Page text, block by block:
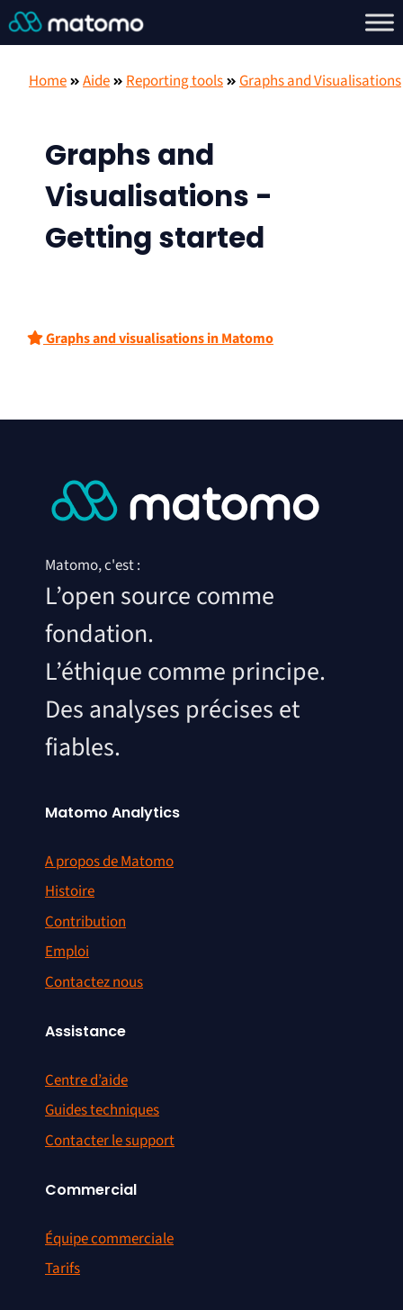
Home Aide Reporting tools Graphs and Visualisations
Graphs and
Visualisations -
Getting started
Graphs and visualisations in Matomo
Matomo, c'est :
L’open source comme
fondation.
L’éthique comme principe.
Des analyses précises et
fiables.
Matomo Analytics
A propos de Matomo
Histoire
Contribution
Emploi
Contactez nous
Assistance
Centre d’aide
Guides techniques
Contacter le support
Commercial
Équipe commerciale
Tarifs